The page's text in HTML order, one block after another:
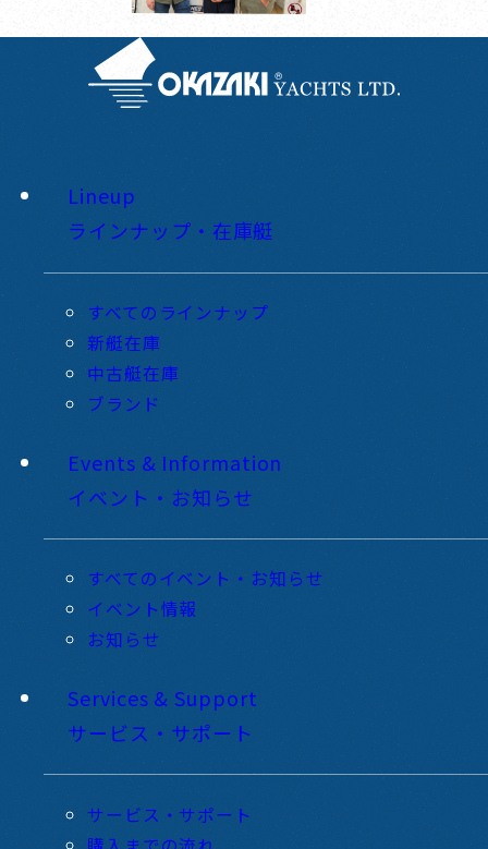
Lineup
ラインナップ・在庫艇
すべてのラインナップ
新艇在庫
中古艇在庫
ブランド
Events & Information
イベント・お知らせ
すべてのイベント・お知らせ
イベント情報
お知らせ
Services & Support
サービス・サポート
サービス・サポート